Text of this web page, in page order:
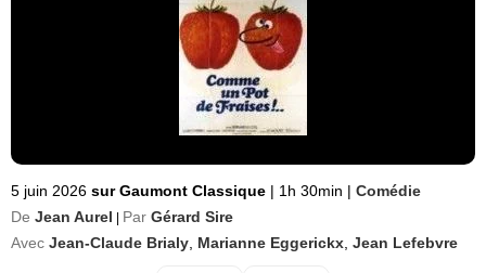
5 juin 2026 sur Gaumont Classique | 1h 30min | Comédie
De Jean Aurel Par Gérard Sire
Avec Jean-Claude Brialy Marianne Eggerickx Jean Lefebvre